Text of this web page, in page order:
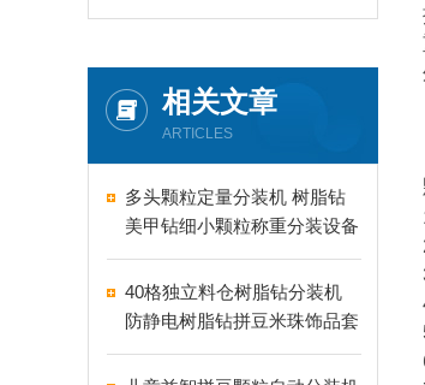
相关文章
ARTICLES
多头颗粒定量分装机 树脂钻
美甲钻细小颗粒称重分装设备
支持24-60头定制
40格独立料仓树脂钻分装机
防静电树脂钻拼豆米珠饰品套
盒分装设备